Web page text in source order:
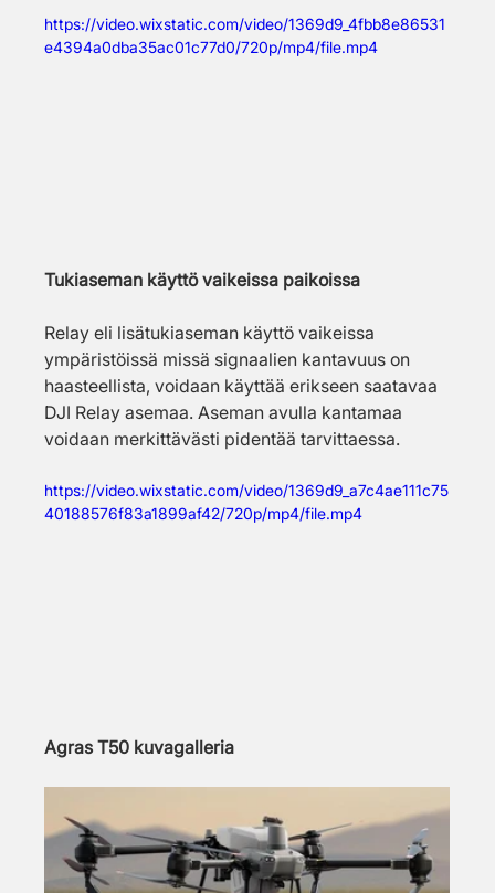
https://video.wixstatic.com/video/1369d9_4fbb8e86531
e4394a0dba35ac01c77d0/720p/mp4/file.mp4
Tukiaseman käyttö vaikeissa paikoissa
Relay eli lisätukiaseman käyttö vaikeissa
ympäristöissä missä signaalien kantavuus on
haasteellista, voidaan käyttää erikseen saatavaa
DJI Relay asemaa. Aseman avulla kantamaa
voidaan merkittävästi pidentää tarvittaessa.
https://video.wixstatic.com/video/1369d9_a7c4ae111c75
40188576f83a1899af42/720p/mp4/file.mp4
Agras T50 kuvagalleria